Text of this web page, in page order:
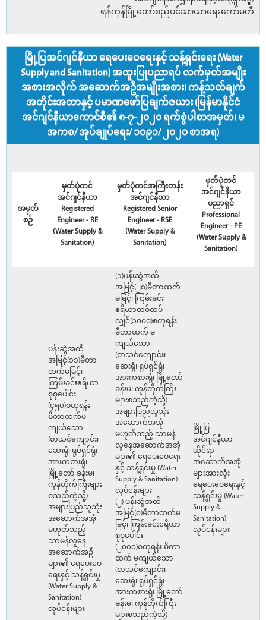
ရန်ကုန်မြို့တော်စည်ပင်သာယာရေးကော်မတီ
မြို့ပြအင်ဂျင်နီယာ ရေပေးဝေရေးနှင့် သန့်ရှင်းရေး (Water
Supply and Sanitation) အထူးပြုပညာရပ် လက်မှတ်အမျိုး
အစားအလိုက် အဆောက်အဦအမျိုးအစား၊ ကန့်သတ်ချက်
အတိုင်းအတာနှင့် ပမာဏဖော်ပြချက်ဇယား (မြန်မာနိုင်ငံ
အင်ဂျင်နီယာကောင်စီ၏ ၈-၇-၂၀၂၀ ရက်စွဲပါစာအမှတ်၊ မ
အကစ/ အုပ်ချုပ်ရေး/ ၁၀၉၁/ ၂၀၂၀ စာအရ)
အမှတ်
စဉ်
မှတ်ပုံတင်
အင်ဂျင်နီယာ
Registered
Engineer - RE
(Water Supply &
Sanitation)
မှတ်ပုံတင်အကြီးတန်း
အင်ဂျင်နီယာ
Registered Senior
Engineer - RSE
(Water Supply &
Sanitation)
မှတ်ပုံတင်
အင်ဂျင်နီယာ
ပညာရှင်
Professional
Engineer - PE
(Water Supply &
Sanitation)
ပန်းဆွဲအထိ
အမြင့်(၁၁)မီတာ
ထက်မမြင့်၊
ကြမ်းခင်းဧရိယာ
စုစုပေါင်း
(၄၅၀)စတုရန်း
မီတာထက်မ
ကျယ်သော
(စာသင်ကျောင်း၊
ဆေးရုံ၊ ရုပ်ရှင်ရုံ၊
အားကစားရုံ၊
မြို့တော် ခန်းမ၊
ကုန်တိုက်ကြီးများ
စသည်ကဲ့သို့)
အများပြည်သူသုံး
အဆောက်အအုံ
မဟုတ်သည့်
သာမန်လူနေ
အဆောက်အဦ
များ၏ ရေပေးဝေ
ရေးနှင့် သန့်ရှင်းမှု
(Water Supply &
Sanitation)
လုပ်ငန်းများ
(၁)ပန်းဆွဲအထိ
အမြင့်(၂၈)မီတာထက်
မမြင့်၊ ကြမ်းခင်း
ဧရိယာတစ်ထပ်
လျှင်(၁၀၀၀)စတုရန်း
မီတာထက် မ
ကျယ်သော
(စာသင်ကျောင်း၊
ဆေးရုံ၊ ရုပ်ရှင်ရုံ၊
အားကစားရုံ၊ မြို့တော်
ခန်းမ၊ ကုန်တိုက်ကြီး
များစသည်ကဲ့သို့)
အများပြည်သူသုံး
အဆောက်အအုံ
မဟုတ်သည့် သာမန်
လူနေအဆောက်အအုံ
များ၏ ရေပေးဝေရေး
နှင့် သန့်ရှင်းမှု (Water
Supply & Sanitation)
လုပ်ငန်းများ
(၂) ပန်းဆွဲအထိ
အမြင့်(၈)မီတာထက်မ
မြင့်၊ ကြမ်းခင်းဧရိယာ
စုစုပေါင်း
(၂၀၀၀)စတုရန်း မီတာ
ထက် မကျယ်သော
(စာသင်ကျောင်း၊
ဆေးရုံ၊ ရုပ်ရှင်ရုံ၊
အားကစားရုံ၊ မြို့တော်
ခန်းမ၊ ကုန်တိုက်ကြီး
များစသည်ကဲ့သို့)
မြို့ပြ
အင်ဂျင်နီယာ
ဆိုင်ရာ
အဆောက်အအုံ
များအားလုံး
ရေပေးဝေရေးနှင့်
သန့်ရှင်းမှု (Water
Supply &
Sanitation)
လုပ်ငန်းများ